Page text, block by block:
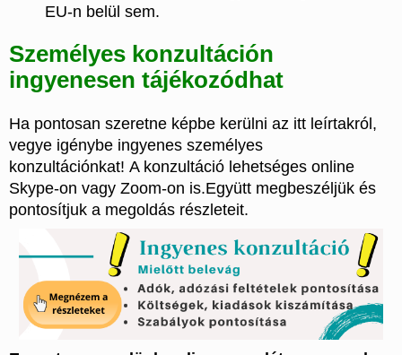
EU-n belül sem.
Személyes konzultáción
ingyenesen tájékozódhat
Ha pontosan szeretne képbe kerülni az itt leírtakról,
vegye igénybe ingyenes személyes
konzultációnkat! A konzultáció lehetséges online
Skype-on vagy Zoom-on is.Együtt megbeszéljük és
pontosítjuk a megoldás részleteit.